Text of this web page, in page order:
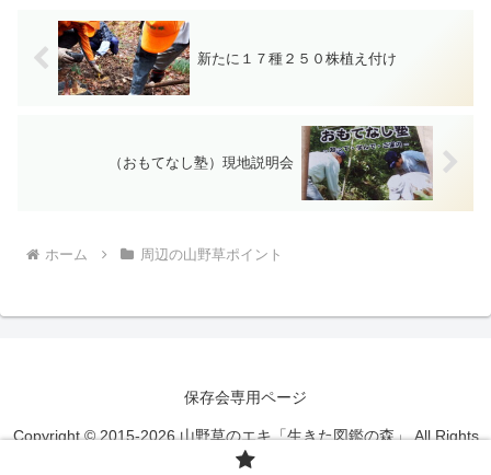
新たに１７種２５０株植え付け
（おもてなし塾）現地説明会
ホーム 周辺の山野草ポイント
保存会専用ページ
Copyright © 2015-2026 山野草のエキ「生きた図鑑の森」 All Rights
Reserved.